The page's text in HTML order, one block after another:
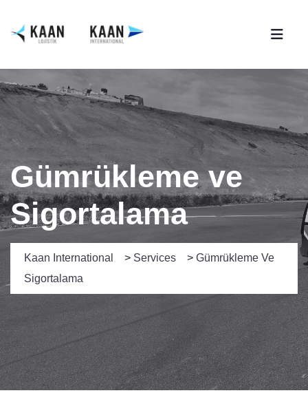
Gümrükleme ve
Sigortalama
Kaan International > Services > Gümrükleme Ve
Sigortalama